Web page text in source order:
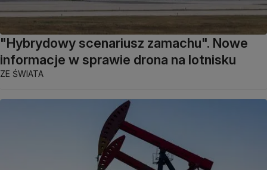
"Hybrydowy scenariusz zamachu". Nowe
informacje w sprawie drona na lotnisku
ZE ŚWIATA